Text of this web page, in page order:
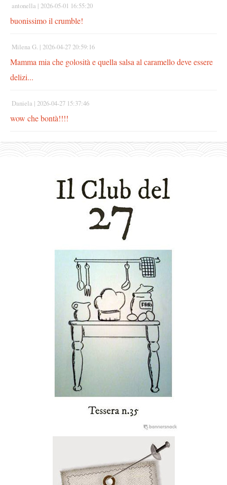
antonella | 2026-05-01 16:55:20
buonissimo il crumble!
Milena G. | 2026-04-27 20:59:16
Mamma mia che golosità e quella salsa al caramello deve essere
delizi...
Daniela | 2026-04-27 15:37:46
wow che bontà!!!!